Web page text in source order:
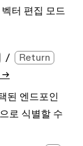
터 편집 모드
/
Return
→
된 엔드포인
로 식별할 수